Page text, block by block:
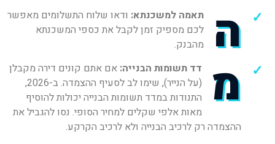
ה תאמה למשכנתא: ודאו שלוח התשלומים מאפשר
לכם מספיק זמן לקבל את כספי המשכנתא
מהבנק.
מ דד תשומות הבנייה: אם אתם קונים דירה מקבלן
(על הנייר), שימו לב לסעיף ההצמדה. ב-2026,
התנודות במדד תשומות הבנייה יכולות להוסיף
מאות אלפי שקלים למחיר הסופי. נסו להגביל את
ההצמדה רק לרכיב הבנייה ולא לרכיב הקרקע.